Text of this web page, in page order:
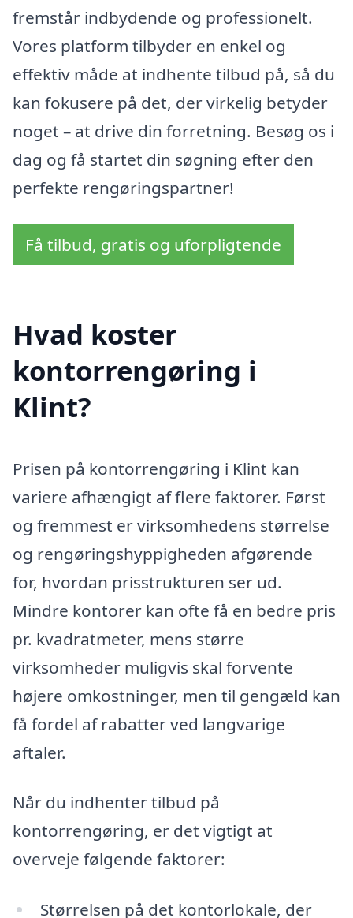
fremstår indbydende og professionelt.
Vores platform tilbyder en enkel og
effektiv måde at indhente tilbud på, så du
kan fokusere på det, der virkelig betyder
noget – at drive din forretning. Besøg os i
dag og få startet din søgning efter den
perfekte rengøringspartner!
Få tilbud, gratis og uforpligtende
Hvad koster
kontorrengøring i
Klint?
Prisen på kontorrengøring i Klint kan
variere afhængigt af flere faktorer. Først
og fremmest er virksomhedens størrelse
og rengøringshyppigheden afgørende
for, hvordan prisstrukturen ser ud.
Mindre kontorer kan ofte få en bedre pris
pr. kvadratmeter, mens større
virksomheder muligvis skal forvente
højere omkostninger, men til gengæld kan
få fordel af rabatter ved langvarige
aftaler.
Når du indhenter tilbud på
kontorrengøring, er det vigtigt at
overveje følgende faktorer:
Størrelsen på det kontorlokale, der